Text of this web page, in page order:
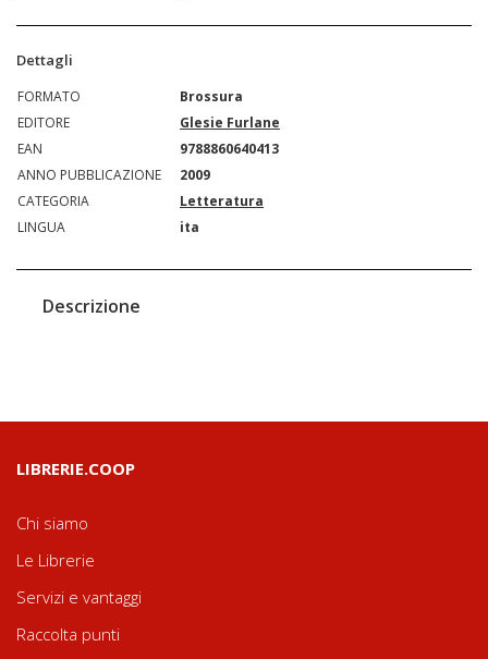
Dettagli
FORMATO
Brossura
EDITORE
Glesie Furlane
EAN
9788860640413
ANNO PUBBLICAZIONE
2009
CATEGORIA
Letteratura
LINGUA
ita
Descrizione
LIBRERIE.COOP
Chi siamo
Le Librerie
Servizi e vantaggi
Raccolta punti